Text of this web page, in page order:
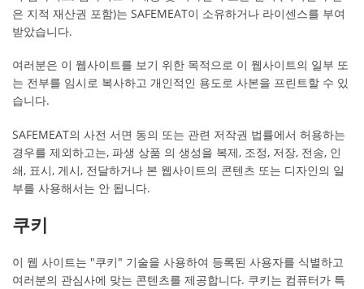
은 지적 재산권 포함)는 SAFEMEAT이 소유하거나 라이센스를 부여
받았습니다.
여러분은 이 웹사이트를 보기 위한 목적으로 이 웹사이트의 일부 또
는 전부를 임시로 복사하고 개인적인 용도로 사본을 프린트할 수 있
습니다.
SAFEMEAT의 사전 서면 동의 또는 관련 저작권 법률에서 허용하는
경우를 제외하고는, 파생 상품 의 생성을 복제, 조정, 저장, 전송, 인
쇄, 표시, 게시, 전달하거나 본 웹사이트의 콘텐츠 또는 디자인의 일
부를 사용해서는 안 됩니다.
쿠키
이 웹 사이트는 "쿠키" 기술을 사용하여 등록된 사용자를 식별하고
여러분의 관심사에 맞는 콘텐츠를 제공합니다. 쿠키는 컴퓨터가 특